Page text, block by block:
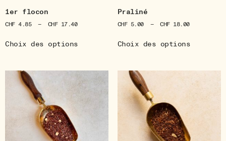
1er flocon
CHF4.85 – CHF17.40
Choix des options
Praliné
CHF5.00 – CHF18.00
Choix des options